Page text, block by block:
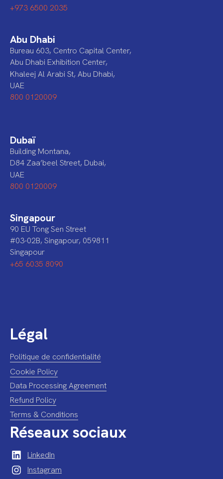
+973 6500 2035
Abu Dhabi
Bureau 603, Centro Capital Center,
Abu Dhabi Exhibition Center,
Khaleej Al Arabi St, Abu Dhabi,
UAE
800 0120009
Dubaï
Building Montana,
D84 Zaa’beel Street, Dubai,
UAE
800 0120009
Singapour
90 EU Tong Sen Street
#03-02B, Singapour, 059811
Singapour
+65 6035 8090
Légal
Politique de confidentialité
Cookie Policy
Data Processing Agreement
Refund Policy
Terms & Conditions
Réseaux sociaux
LinkedIn
Instagram